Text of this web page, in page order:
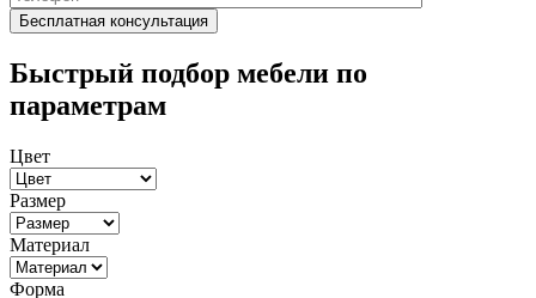
Быстрый подбор мебели по
параметрам
Цвет
Размер
Материал
Форма